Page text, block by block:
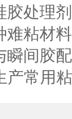
处理
难粘材
瞬间胶
产常用